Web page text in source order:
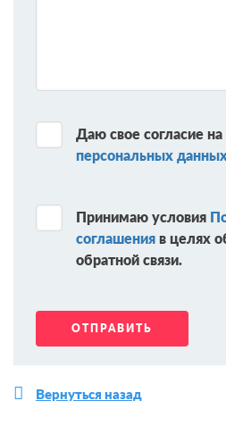
Даю свое согласие на
персональных
Принимаю условия
соглашения в целях
обратной связи.
Вернуться назад